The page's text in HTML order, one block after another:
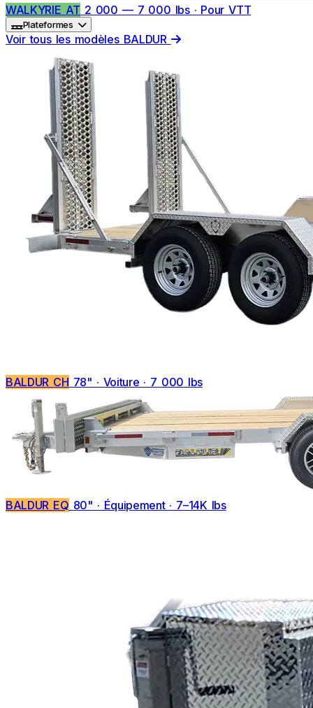
WALKYRIE AT 2 000 — 7 000 lbs · Pour VTT
Plateformes
Voir tous les modèles BALDUR
BALDUR CH 78" · Voiture · 7 000 lbs
BALDUR EQ 80" · Équipement · 7–14K lbs